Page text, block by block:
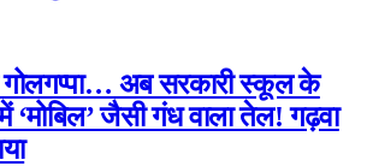
गोलगप्पा… अब सरकारी स्कूल के
‘मोबिल’ जैसी गंध वाला तेल! गढ़वा